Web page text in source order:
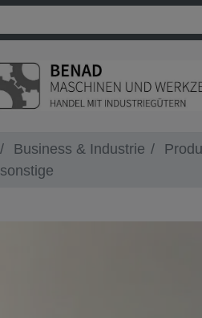
Business & Industrie
sonstige